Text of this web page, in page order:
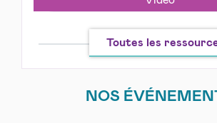
Toutes les
NOS